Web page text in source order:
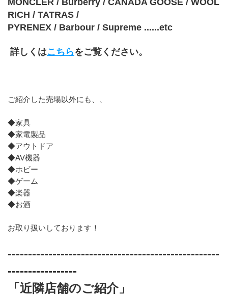
MONCLER / Burberry / CANADA GOOSE / WOOL
RICH / TATRAS /
PYRENEX / Barbour / Supreme ......etc
詳しくはこちら をご覧ください。
ご紹介した売場以外にも、、
◆家具
◆家電製品
◆アウトドア
◆AV機器
◆ホビー
◆ゲーム
◆楽器
◆お酒
お取り扱いしております！
----------------------------------------------------
-----------------
「近隣店舗のご紹介」